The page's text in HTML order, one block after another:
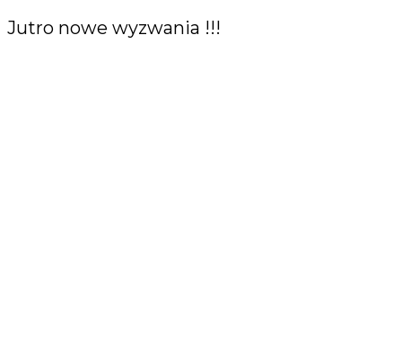
Jutro nowe wyzwania !!!